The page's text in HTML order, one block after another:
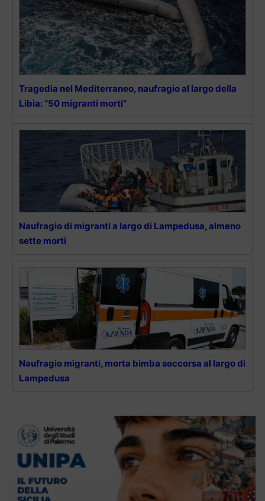
Tragedia nel Mediterraneo, naufragio al largo della
Libia: “50 migranti morti”
Naufragio di migranti a largo di Lampedusa, almeno
sette morti
Naufragio migranti, morta bimba soccorsa al largo di
Lampedusa